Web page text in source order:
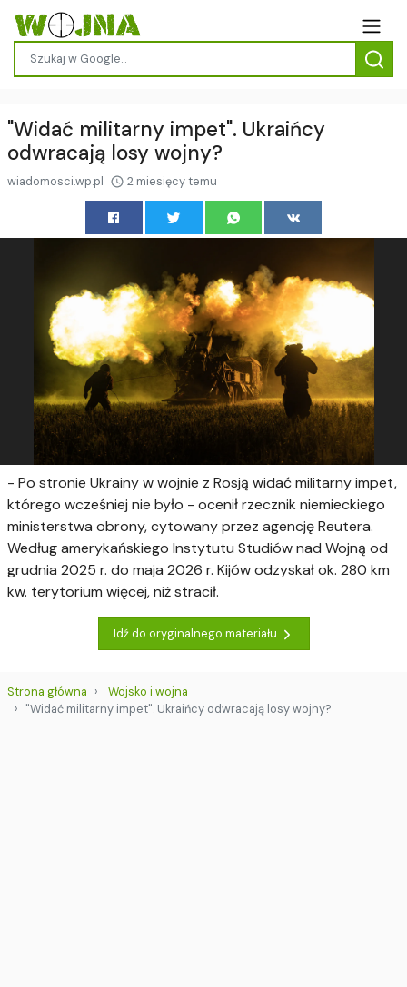
"Widać militarny impet". Ukraińcy
odwracają losy wojny?
wiadomosci.wp.pl 2 miesięcy temu
- Po stronie Ukrainy w wojnie z Rosją widać militarny impet,
którego wcześniej nie było - ocenił rzecznik niemieckiego
ministerstwa obrony, cytowany przez agencję Reutera.
Według amerykańskiego Instytutu Studiów nad Wojną od
grudnia 2025 r. do maja 2026 r. Kijów odzyskał ok. 280 km
kw. terytorium więcej, niż stracił.
Idź do oryginalnego materiału
Strona główna
Wojsko i wojna
"Widać militarny impet". Ukraińcy odwracają losy wojny?